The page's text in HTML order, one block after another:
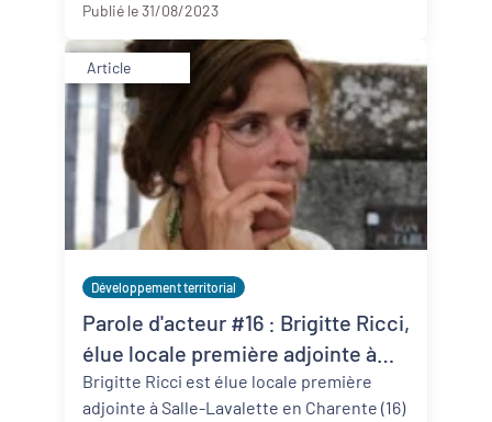
Publié le 31/08/2023
Article
Développement territorial
Parole d'acteur #16 : Brigitte Ricci,
élue locale première adjointe à
Salles-Lavalette (16)
Brigitte Ricci est élue locale première
adjointe à Salle-Lavalette en Charente (16)